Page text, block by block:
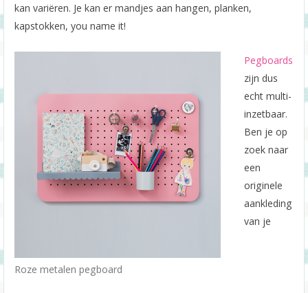
kan variëren. Je kan er mandjes aan hangen, planken,
kapstokken, you name it!
Roze metalen pegboard
Pegboards
zijn dus
echt multi-
inzetbaar.
Ben je op
zoek naar
een
originele
aankleding
van je